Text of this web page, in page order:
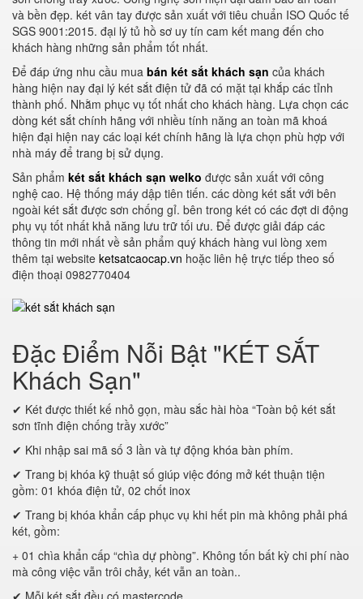
và bền đẹp. két vân tay được sản xuất với tiêu chuẩn ISO Quốc tế
SGS 9001:2015. đại lý tủ hồ sơ uy tín cam kết mang đến cho
khách hàng những sản phẩm tốt nhất.
Để đáp ứng nhu cầu mua bán két sắt khách sạn của khách
hàng hiện nay đại lý két sắt điện tử đã có mặt tại khắp các tỉnh
thành phố. Nhằm phục vụ tốt nhất cho khách hàng. Lựa chọn các
dòng két sắt chính hãng với nhiều tính năng an toàn mã khoá
hiện đại hiện nay các loại két chính hãng là lựa chọn phù hợp với
nhà máy để trang bị sử dụng.
Sản phẩm két sắt khách sạn welko được sản xuất với công
nghệ cao. Hệ thống máy dập tiên tiến. các dòng két sắt với bên
ngoài két sắt được sơn chống gỉ. bên trong két có các đợt di động
phụ vụ tốt nhất khả năng lưu trữ tối ưu. Để được giải đáp các
thông tin mới nhất về sản phẩm quý khách hàng vui lòng xem
thêm tại website ketsatcaocap.vn hoặc liên hệ trực tiếp theo số
điện thoại 0982770404
Đặc Điểm Nỗi Bật "KÉT SẮT
Khách Sạn"
✔ Két được thiết kế nhỏ gọn, màu sắc hài hòa “Toàn bộ két sắt
sơn tĩnh điện chống trầy xước”
✔ Khi nhập sai mã số 3 lần và tự động khóa bàn phím.
✔ Trang bị khóa kỹ thuật số giúp việc đóng mở két thuận tiện
gồm: 01 khóa điện tử, 02 chốt inox
✔ Trang bị khóa khẩn cấp phục vụ khi hết pin mà không phải phá
két, gồm:
+ 01 chìa khẩn cấp “chìa dự phòng”. Không tốn bất kỳ chi phí nào
mà công việc vẫn trôi chảy, két vẫn an toàn..
✔ Mỗi két sắt đều có mastercode.